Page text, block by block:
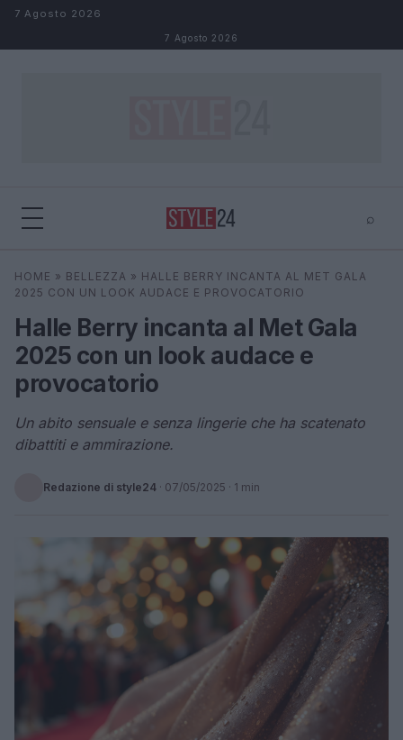
Salta al contenuto
7 Agosto 2026
7 Agosto 2026
⌕
Cerca ⌕
HOME » BELLEZZA » HALLE BERRY INCANTA AL MET GALA
2025 CON UN LOOK AUDACE E PROVOCATORIO
Halle Berry incanta al Met Gala
2025 con un look audace e
provocatorio
Un abito sensuale e senza lingerie che ha scatenato
dibattiti e ammirazione.
Redazione di style24 · 07/05/2025 · 1 min